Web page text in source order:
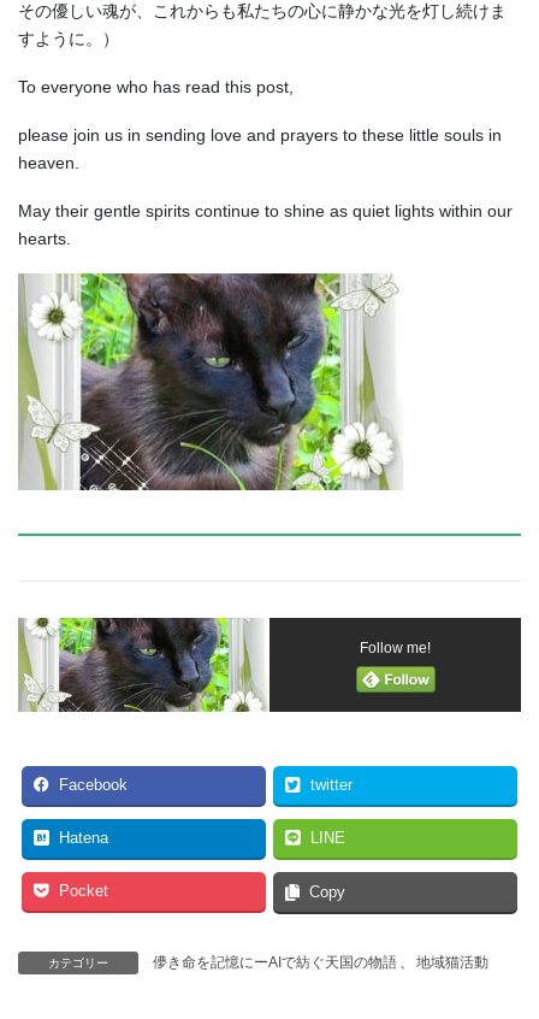
その優しい魂が、これからも私たちの心に静かな光を灯し続けま
すように。）
To everyone who has read this post,
please join us in sending love and prayers to these little souls in
heaven.
May their gentle spirits continue to shine as quiet lights within our
hearts.
Follow me!
Facebook twitter
Hatena LINE
Pocket Copy
カテゴリー 儚き命を記憶にーAIで紡ぐ天国の物語 、 地域猫活動